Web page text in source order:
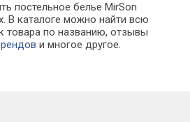
постельное белье MirSon
В каталоге можно найти всю
товара по названию, отзывы
и многое другое.